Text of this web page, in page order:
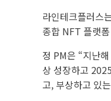
라인테크플러스
종합 NFT 플랫
정 PM은 “지난
상 성장하고
고, 부상하고 있